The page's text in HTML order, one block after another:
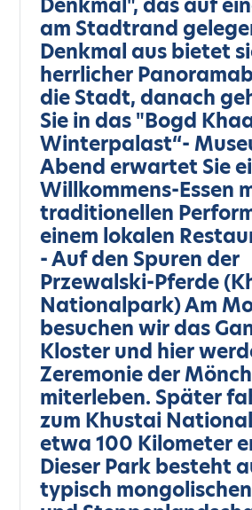
Denkmal", das auf
am Stadtrand
Denkmal aus bietet
herrlicher
die Stadt, danach
Sie in das "Bogd
Winterpalast“-
Abend erwartet Sie
Willkommens-Essen
traditionellen
einem lokalen
- Auf den Spuren der
Przewalski-Pferde
Nationalpark) Am
besuchen wir das
Kloster und hier
Zeremonie der
miterleben. Später
zum Khustai
etwa 100 Kilometer
Dieser Park besteht
typisch